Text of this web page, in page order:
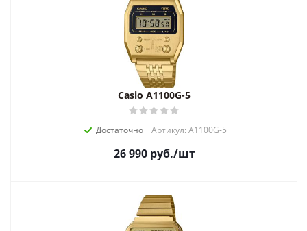
Casio A1100G-5
Достаточно Артикул: A1100G-5
26 990руб./шт